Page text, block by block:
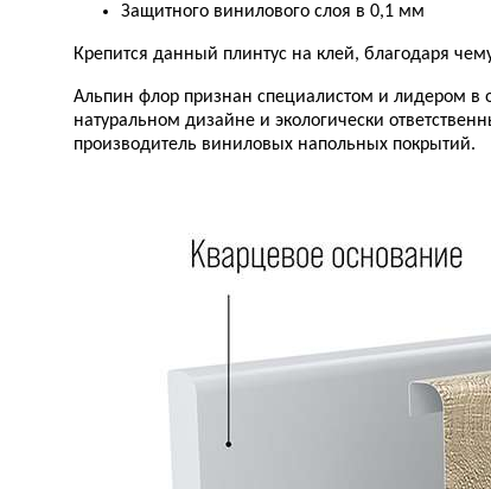
Защитного винилового слоя в 0,1 мм
Крепится данный плинтус на клей, благодаря
Альпин флор признан специалистом и лидером в
натуральном дизайне и экологически
производитель виниловых напольных покрытий.